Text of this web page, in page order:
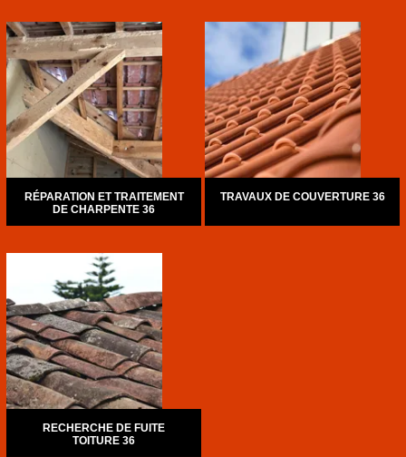
RÉPARATION ET TRAITEMENT
DE CHARPENTE 36
TRAVAUX DE COUVERTURE 36
RECHERCHE DE FUITE
TOITURE 36